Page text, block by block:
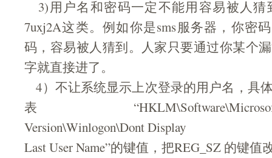
3)用户名和密码一定不能用容易被人猜
7uxj2A这类。例如你是sms服务器，你密码
码，容易被人猜到。人家只要通过你某个
字就直接进了。
4）不让系统显示上次登录的用户名，具
表
Version\Winlogon\Dont Display
Last User Name”的键值，把REG_SZ 的键值